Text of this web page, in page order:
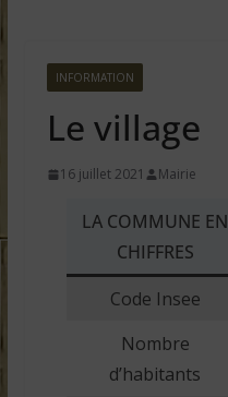
INFORMATION
Le village
16 juillet 2021 Mairie
LA COMMUNE EN
CHIFFRES
Code Insee
Nombre
d’habitants